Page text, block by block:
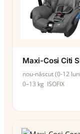
Maxi-Cosi Citi
nou-născut (0-12
0–13 kg ISOFIX